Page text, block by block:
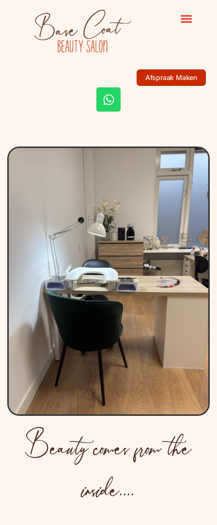
Afspraak Maken
Beauty comes from the
inside....